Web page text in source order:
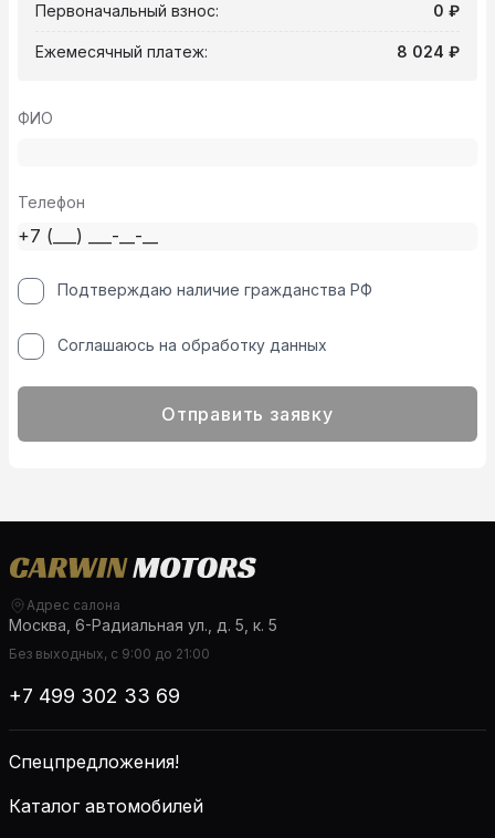
Первоначальный взнос: 0 ₽
Ежемесячный платеж: 8 024 ₽
ФИО
Телефон
Подтверждаю наличие гражданства РФ
Соглашаюсь на обработку данных
Отправить заявку
Адрес салона
Москва, 6-Радиальная ул., д. 5, к. 5
Без выходных, с 9:00 до 21:00
+7 499 302 33 69
Спецпредложения!
Каталог автомобилей